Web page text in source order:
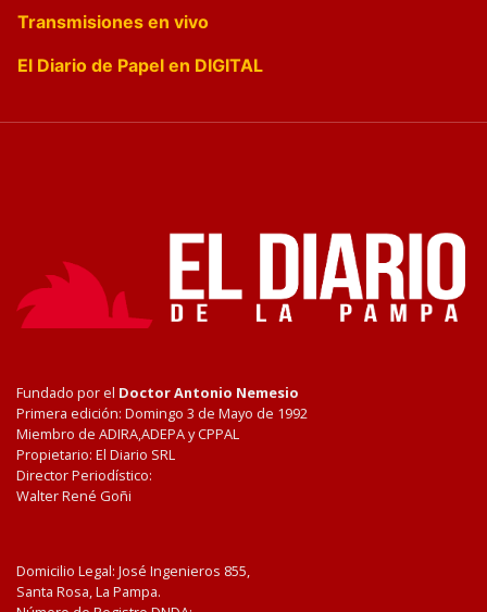
Transmisiones en vivo
El Diario de Papel en DIGITAL
Fundado por el Doctor Antonio Nemesio
Primera edición: Domingo 3 de Mayo de 1992
Miembro de ADIRA,ADEPA y CPPAL
Propietario: El Diario SRL
Director Periodístico:
Walter René Goñi
Domicilio Legal: José Ingenieros 855,
Santa Rosa, La Pampa.